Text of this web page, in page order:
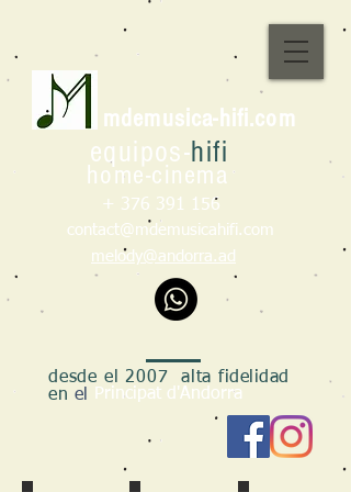
Principat d'Andorra
home-cinema
mdemusica-hifi.com
equipos-hifi
desde el 2007 alta fidelidad
en el
+ 376 391 156
melody@andorra.ad
contact@mdemusicahifi.com